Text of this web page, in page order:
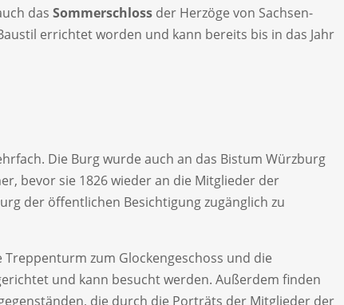
das Sommerschloss der Herzöge von Sachsen-
errichtet worden und kann bereits bis in das Jahr
Die Burg wurde auch an das Bistum Würzburg
bevor sie 1826 wieder an die Mitglieder der
der öffentlichen Besichtigung zugänglich zu
zum Glockengeschoss und die
und kann besucht werden. Außerdem finden
die durch die Porträts der Mitglieder der